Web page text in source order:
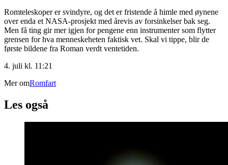
Romteleskoper er svindyre, og det er fristende å himle med øynene
over enda et NASA-prosjekt med årevis av forsinkelser bak seg.
Men få ting gir mer igjen for pengene enn instrumenter som flytter
grensen for hva menneskeheten faktisk vet. Skal vi tippe, blir de
første bildene fra Roman verdt ventetiden.
4. juli kl. 11:21
Mer omRomfart
Les også